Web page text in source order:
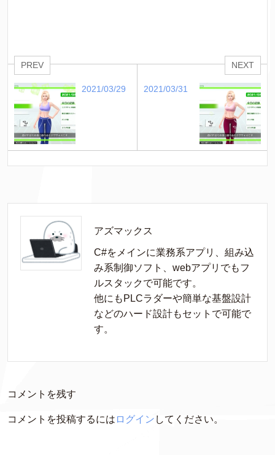
PREV
2021/03/29
NEXT
2021/03/31
アズマックス
C#をメインに業務系アプリ、組み込
み系制御ソフト、webアプリでもフ
ルスタックで可能です。
他にもPLCラダーや簡単な基盤設計
などのハード設計もセットで可能で
す。
コメントを残す
コメントを投稿するには ログイン してください。